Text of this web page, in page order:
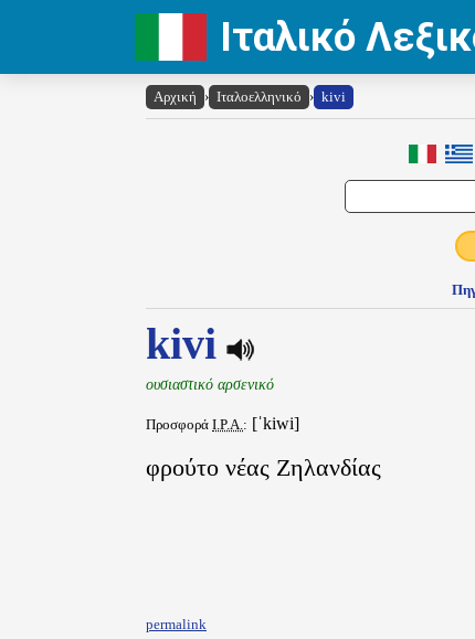
Ιταλικό
Αρχική › Ιταλοελληνικό › kivi
kivi
ουσιαστικό αρσενικό
Προσφορά I.P.A. : [ˈkiwi]
φρούτο νέας Ζηλανδίας
permalink